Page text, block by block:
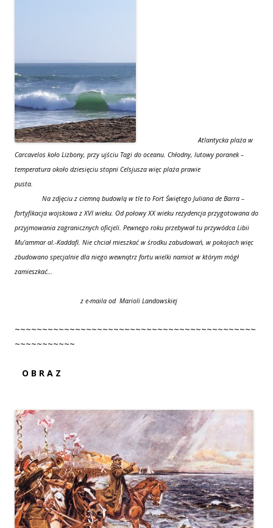
Atlantycka plaża w
Carcavelos koło Lizbony, przy ujściu Tagi do oceanu. Chłodny, lutowy poranek –
temperatura około dziesięciu stopni Celsjusza więc plaża prawie
pusta.
Na zdjęciu z ciemną budowlą w tle to Fort Świętego Juliana de Barra –
fortyfikacja wojskowa z XVI wieku. Od połowy XX wieku rezydencja przygotowana do
przyjmowania zagranicznych oficjeli. Pewnego roku przebywał tu przywódca Libii
Mu’ammar al.-Kaddafi. Nie chciał mieszkać w środku zabudowań, w pokojach więc
zbudowano specjalnie dla niego wewnątrz fortu wielki namiot w którym mógł
zamieszkać…
z e-maila od Marioli Landowskiej
~~~~~~~~~~~~~~~~~~~~~~~~~~~~~~~~~~~~~~~~~~~~
~~~~~~~~~~~
O B R A Z